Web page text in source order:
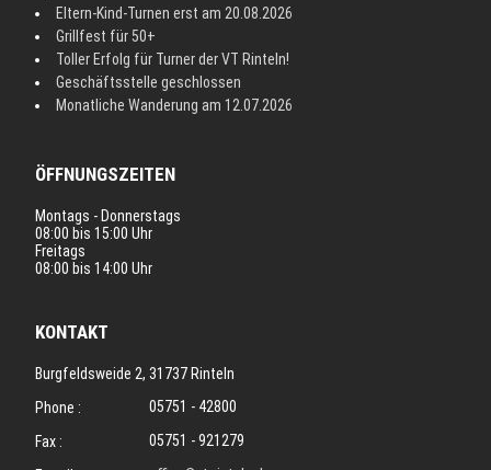
Eltern-Kind-Turnen erst am 20.08.2026
Grillfest für 50+
Toller Erfolg für Turner der VT Rinteln!
Geschäftsstelle geschlossen
Monatliche Wanderung am 12.07.2026
ÖFFNUNGSZEITEN
Montags - Donnerstags
08:00 bis 15:00 Uhr
Freitags
08:00 bis 14:00 Uhr
KONTAKT
Burgfeldsweide 2, 31737 Rinteln
Phone :
05751 - 42800
Fax :
05751 - 921279